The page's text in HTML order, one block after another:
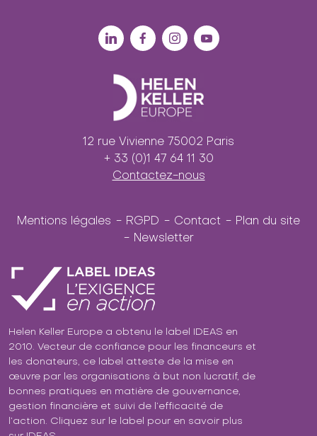
12 rue Vivienne 75002 Paris
+ 33 (0)1 47 64 11 30
Contactez-nous
Mentions légales RGPD Contact
Plan du site
Newsletter
Helen Keller Europe a obtenu le label IDEAS en
2010. Vecteur de confiance pour les financeurs et
les donateurs, ce label atteste de la mise en
œuvre par les organisations à but non lucratif, de
bonnes pratiques en matière de gouvernance,
gestion financière et suivi de l’efficacité de
l’action. Cliquez sur le label pour en savoir plus